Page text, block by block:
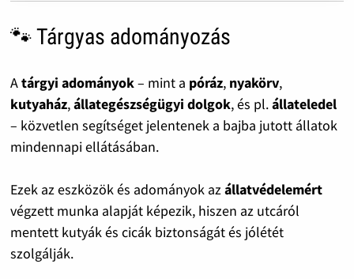
🐾 Tárgyas adományozás
Atárgyi adományok– mint a póráz, nyakörv,
kutyaház,állategészségügyi dolgok, és pl.állateledel
– közvetlen segítséget jelentenek a bajba jutott állatok
mindennapi ellátásában.
Ezek az eszközök és adományok azállatvédelemért
végzett munka alapját képezik, hiszen az utcáról
mentett kutyák és cicák biztonságát és jólétét
szolgálják.